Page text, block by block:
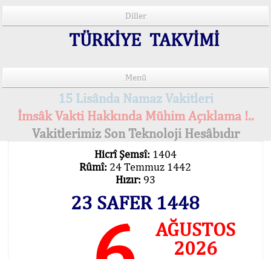
Diller
TÜRKİYE TAKVİMİ
Menü
15 Lisânda Namaz Vakitleri
İmsâk Vakti Hakkında Mühim Açıklama !..
Vakitlerimiz Son Teknoloji Hesâbıdır
Hicrî Şemsî: 1404
Rûmî: 24 Temmuz 1442
Hızır: 93
23 SAFER 1448
AĞUSTOS
2026